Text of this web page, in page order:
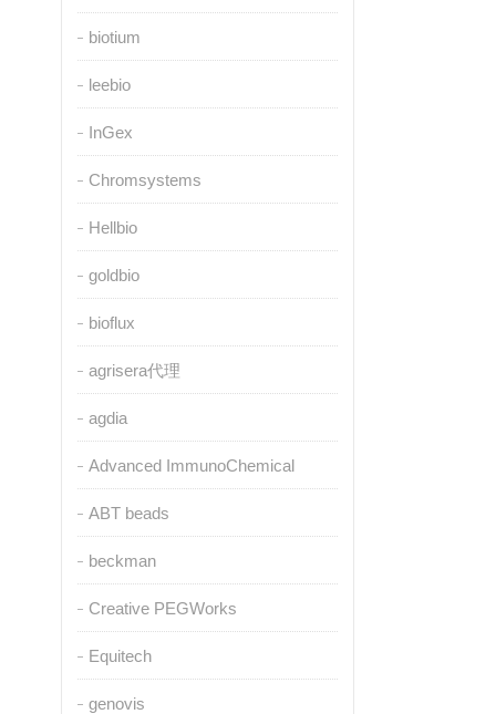
biotium
leebio
InGex
Chromsystems
Hellbio
goldbio
bioflux
agrisera代理
agdia
Advanced ImmunoChemical
ABT beads
beckman
Creative PEGWorks
Equitech
genovis